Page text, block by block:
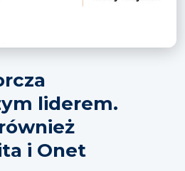
liderem.
i Onet